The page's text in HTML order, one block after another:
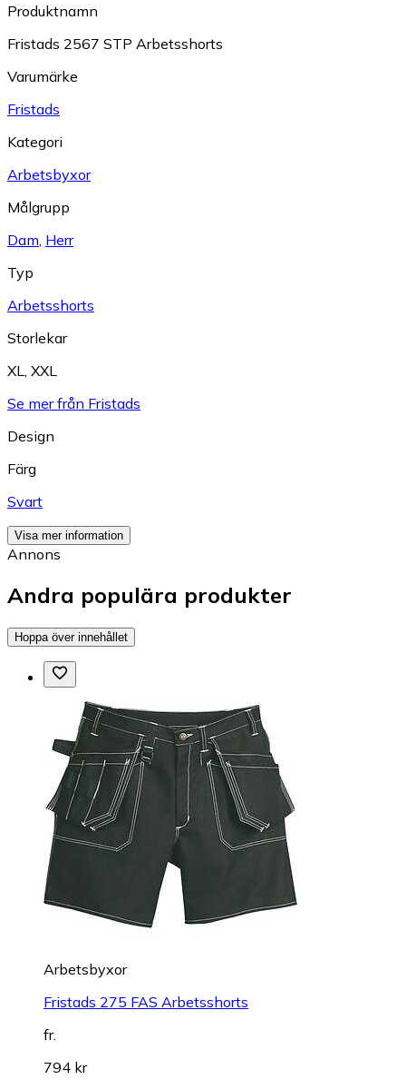
Produktnamn
Fristads 2567 STP Arbetsshorts
Varumärke
Fristads
Kategori
Arbetsbyxor
Målgrupp
Dam, Herr
Typ
Arbetsshorts
Storlekar
XL, XXL
Se mer från Fristads
Design
Färg
Svart
Visa mer information
Annons
Andra populära produkter
Hoppa över innehållet
Arbetsbyxor
Fristads 275 FAS Arbetsshorts
fr.
794 kr